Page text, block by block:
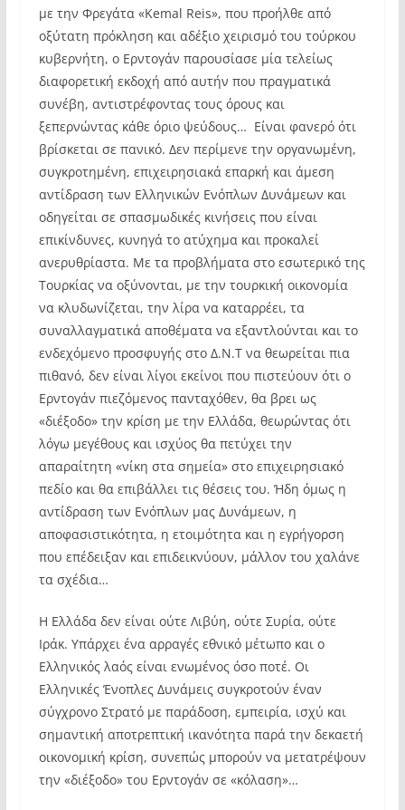
με την Φρεγάτα «Kemal Reis», που προήλθε από
οξύτατη πρόκληση και αδέξιο χειρισμό του τούρκου
κυβερνήτη, ο Ερντογάν παρουσίασε μία τελείως
διαφορετική εκδοχή από αυτήν που πραγματικά
συνέβη, αντιστρέφοντας τους όρους και
ξεπερνώντας κάθε όριο ψεύδους… Είναι φανερό ότι
βρίσκεται σε πανικό. Δεν περίμενε την οργανωμένη,
συγκροτημένη, επιχειρησιακά επαρκή και άμεση
αντίδραση των Ελληνικών Ενόπλων Δυνάμεων και
οδηγείται σε σπασμωδικές κινήσεις που είναι
επικίνδυνες, κυνηγά το ατύχημα και προκαλεί
ανερυθρίαστα. Με τα προβλήματα στο εσωτερικό της
Τουρκίας να οξύνονται, με την τουρκική οικονομία
να κλυδωνίζεται, την λίρα να καταρρέει, τα
συναλλαγματικά αποθέματα να εξαντλούνται και το
ενδεχόμενο προσφυγής στο Δ.Ν.Τ να θεωρείται πια
πιθανό, δεν είναι λίγοι εκείνοι που πιστεύουν ότι ο
Ερντογάν πιεζόμενος πανταχόθεν, θα βρει ως
«διέξοδο» την κρίση με την Ελλάδα, θεωρώντας ότι
λόγω μεγέθους και ισχύος θα πετύχει την
απαραίτητη «νίκη στα σημεία» στο επιχειρησιακό
πεδίο και θα επιβάλλει τις θέσεις του. Ήδη όμως η
αντίδραση των Ενόπλων μας Δυνάμεων, η
αποφασιστικότητα, η ετοιμότητα και η εγρήγορση
που επέδειξαν και επιδεικνύουν, μάλλον του χαλάνε
τα σχέδια…
Η Ελλάδα δεν είναι ούτε Λιβύη, ούτε Συρία, ούτε
Ιράκ. Υπάρχει ένα αρραγές εθνικό μέτωπο και ο
Ελληνικός λαός είναι ενωμένος όσο ποτέ. Οι
Ελληνικές Ένοπλες Δυνάμεις συγκροτούν έναν
σύγχρονο Στρατό με παράδοση, εμπειρία, ισχύ και
σημαντική αποτρεπτική ικανότητα παρά την δεκαετή
οικονομική κρίση, συνεπώς μπορούν να μετατρέψουν
την «διέξοδο» του Ερντογάν σε «κόλαση»…